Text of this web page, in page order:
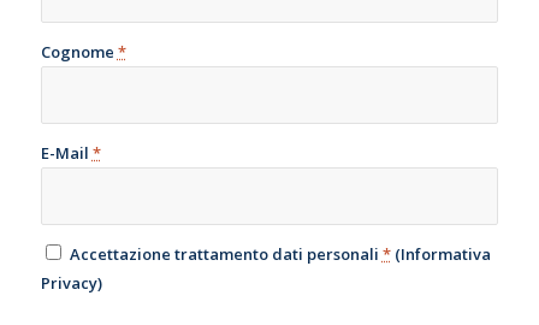
Cognome *
E-Mail *
Accettazione trattamento dati personali *(Informativa
Privacy)